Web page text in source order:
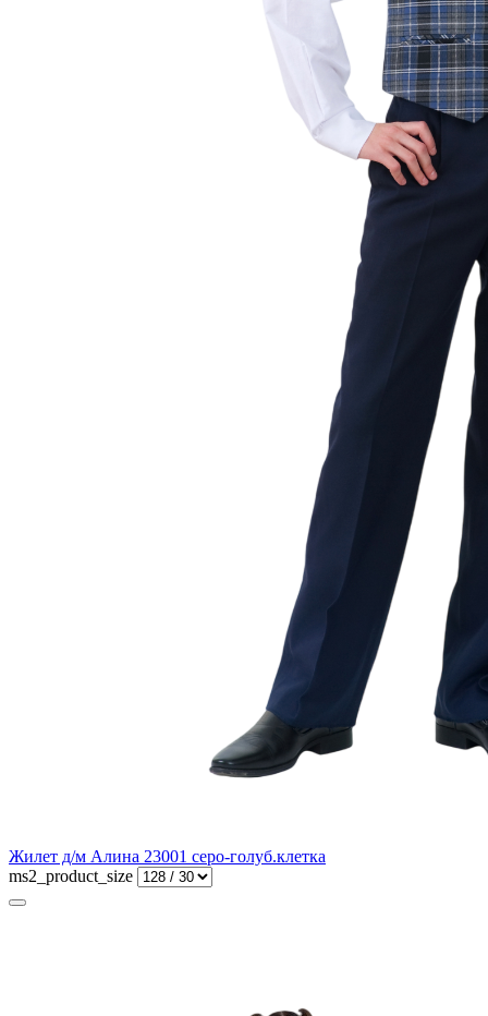
Жилет д/м Алина 23001 серо-голуб.клетка
ms2_product_size